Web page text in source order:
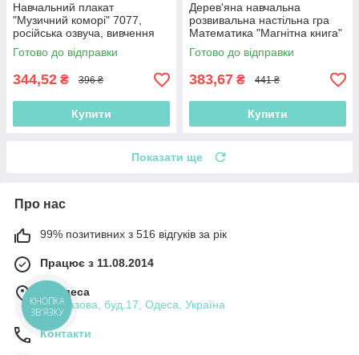
Навчальний плакат
"Музичний коморі" 7077,
російська озвуча, вивчення
музичних інструментів
Готово до відправки
344,52 ₴ 396 ₴
Купити
Дерев'яна навчальна
розвивальна настільна гра
Математика "Магнітна книга"
C 39986 маркер на водній
основі
Готово до відправки
383,67 ₴ 441 ₴
Купити
Показати ще
Про нас
99% позитивних з 516 відгуків за рік
Працює з 11.08.2014
м. Одеса
вул.Базова, буд.17, Одеса, Україна
Контакти